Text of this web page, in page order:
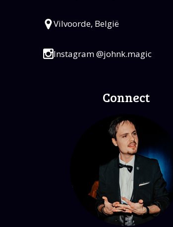
Vilvoorde, België
Instagram @johnk.magic
Connect